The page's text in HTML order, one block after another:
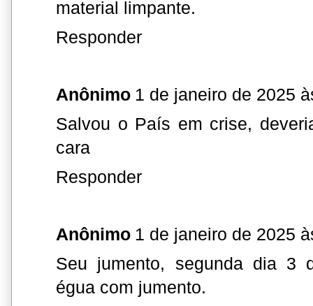
material limpante.
Responder
Anônimo 1 de janeiro de 2025
Salvou o País em crise,
cara
Responder
Anônimo 1 de janeiro de 2025
Seu jumento, segunda dia 3
égua com jumento.